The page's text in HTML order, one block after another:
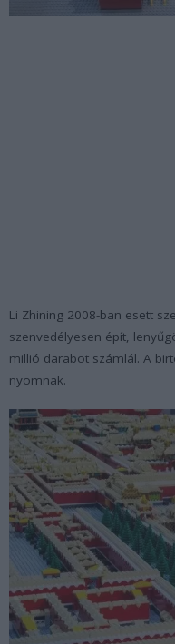
Li Zhining 2008-ban esett
szenvedélyesen épít,
millió darabot számlál. A
nyomnak.